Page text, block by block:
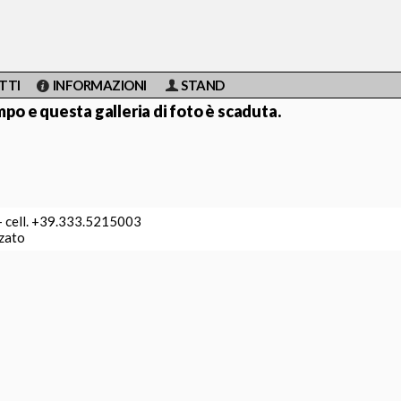
INFORMAZIONI STAND
e questa galleria di foto è scaduta.
cell. +39.333.5215003